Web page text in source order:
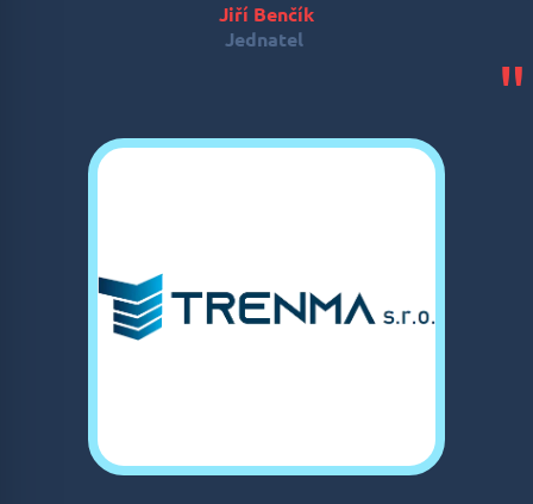
"
Jiří Benčík
Jednatel